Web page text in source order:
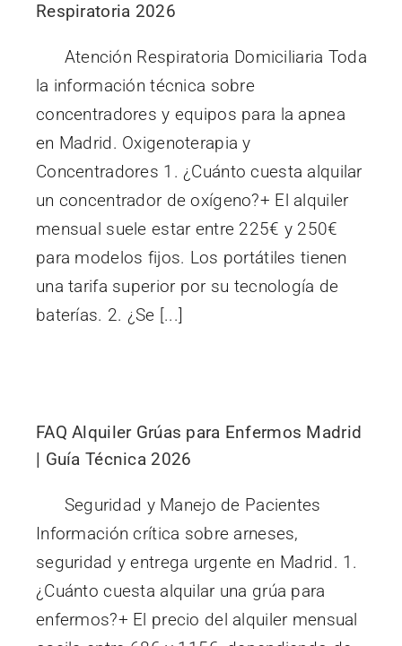
Respiratoria 2026
Atención Respiratoria Domiciliaria Toda
la información técnica sobre
concentradores y equipos para la apnea
en Madrid. Oxigenoterapia y
Concentradores 1. ¿Cuánto cuesta alquilar
un concentrador de oxígeno?+ El alquiler
mensual suele estar entre 225€ y 250€
para modelos fijos. Los portátiles tienen
una tarifa superior por su tecnología de
baterías. 2. ¿Se [...]
FAQ Alquiler Grúas para Enfermos Madrid
| Guía Técnica 2026
Seguridad y Manejo de Pacientes
Información crítica sobre arneses,
seguridad y entrega urgente en Madrid. 1.
¿Cuánto cuesta alquilar una grúa para
enfermos?+ El precio del alquiler mensual